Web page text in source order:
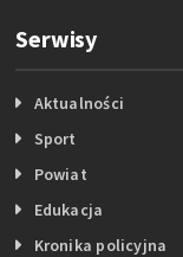
Serwisy
Aktualności
Sport
Powiat
Edukacja
Kronika policyjna